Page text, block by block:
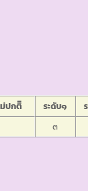
ปกติิ ระดับ๑
๓